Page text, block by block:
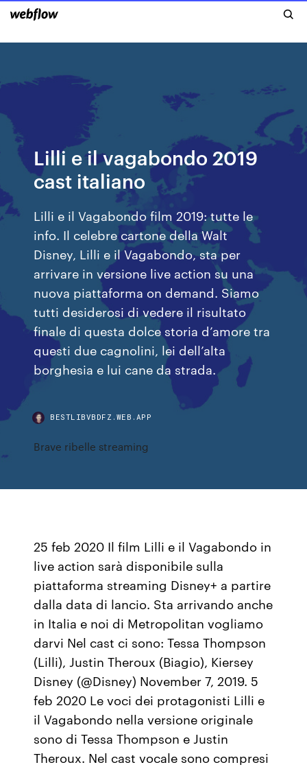
Lilli e il vagabondo 2019
cast italiano
Lilli e il Vagabondo film 2019: tutte le
info. Il celebre cartone della Walt
Disney, Lilli e il Vagabondo, sta per
arrivare in versione live action su una
nuova piattaforma on demand. Siamo
tutti desiderosi di vedere il risultato
finale di questa dolce storia d’amore tra
questi due cagnolini, lei dell’alta
borghesia e lui cane da strada.
BESTLIBVBDFZ.WEB.APP
Brave ribelle streaming
25 feb 2020 Il film Lilli e il Vagabondo in
live action sarà disponibile sulla
piattaforma streaming Disney+ a partire
dalla data di lancio. Sta arrivando anche
in Italia e noi di Metropolitan vogliamo
darvi Nel cast ci sono: Tessa Thompson
(Lilli), Justin Theroux (Biagio), Kiersey
Disney (@Disney) November 7, 2019. 5
feb 2020 Le voci dei protagonisti Lilli e
il Vagabondo nella versione originale
sono di Tessa Thompson e Justin
Theroux. Nel cast vocale sono compresi